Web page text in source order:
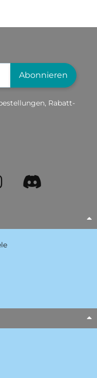
Abonnieren
Rabatt-